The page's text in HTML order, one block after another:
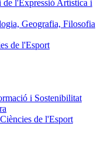
l'Expressió Artística i
Geografia, Filosofia
de l'Esport
i Sostenibilitat
de l'Esport